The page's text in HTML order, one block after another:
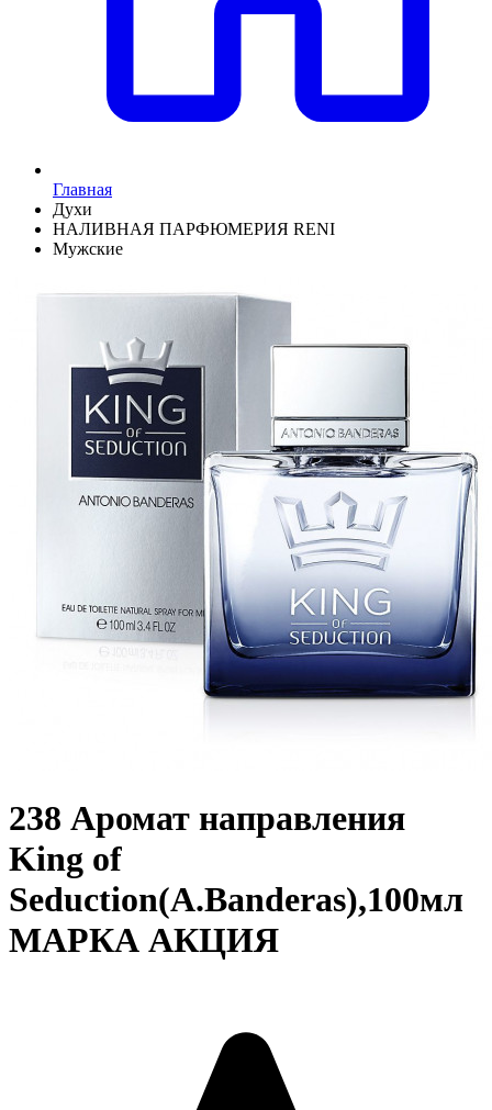
Главная
Духи
НАЛИВНАЯ ПАРФЮМЕРИЯ RENI
Мужские
238 Аромат направления
King of
Seduction(A.Banderas),100мл
МАРКА АКЦИЯ